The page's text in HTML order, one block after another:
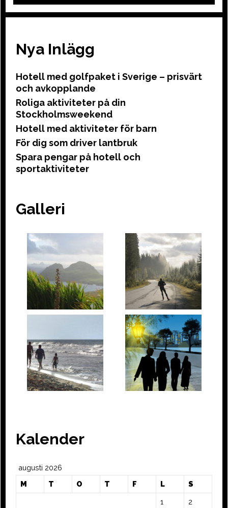
Nya Inlägg
Hotell med golfpaket i Sverige – prisvärt
och avkopplande
Roliga aktiviteter på din
Stockholmsweekend
Hotell med aktiviteter för barn
För dig som driver lantbruk
Spara pengar på hotell och
sportaktiviteter
Galleri
Kalender
augusti 2026
M
T O T F L S
1 2